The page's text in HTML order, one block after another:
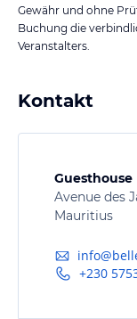
Gewähr und ohne
Buchung die
Veranstalters.
Kontakt
Guesthouse
Avenue des
Mauritius
+230